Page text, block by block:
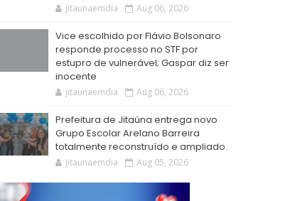
jitaunaemdia Aug 06, 2026
Vice escolhido por Flávio Bolsonaro
responde processo no STF por
estupro de vulnerável; Gaspar diz ser
inocente
jitaunaemdia Aug 06, 2026
Prefeitura de Jitaúna entrega novo
Grupo Escolar Arelano Barreira
totalmente reconstruído e ampliado.
jitaunaemdia Aug 05, 2026